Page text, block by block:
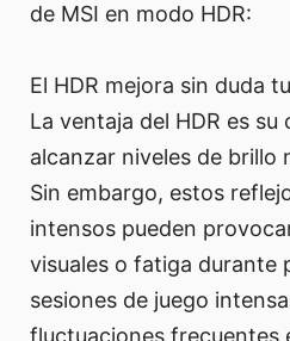
de MSI en modo HDR:
El HDR mejora sin duda
La ventaja del HDR es su
alcanzar niveles de brillo
Sin embargo, estos
intensos pueden
visuales o fatiga durante
sesiones de juego
fluctuaciones frecuentes